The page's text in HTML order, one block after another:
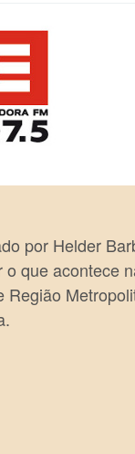
por Helder
que acontece